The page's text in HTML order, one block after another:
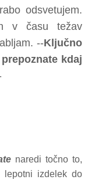
odsvetujem.
v času težav
--Ključno
kdaj
naredi točno to,
izdelek do